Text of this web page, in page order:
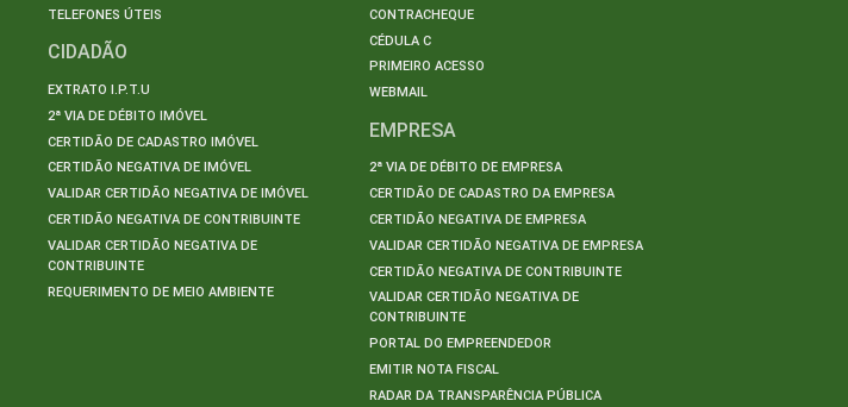
TELEFONES ÚTEIS
CIDADÃO
EXTRATO I.P.T.U
2ª VIA DE DÉBITO IMÓVEL
CERTIDÃO DE CADASTRO IMÓVEL
CERTIDÃO NEGATIVA DE IMÓVEL
VALIDAR CERTIDÃO NEGATIVA DE IMÓVEL
CERTIDÃO NEGATIVA DE CONTRIBUINTE
VALIDAR CERTIDÃO NEGATIVA DE
CONTRIBUINTE
REQUERIMENTO DE MEIO AMBIENTE
CONTRACHEQUE
CÉDULA C
PRIMEIRO ACESSO
WEBMAIL
EMPRESA
2ª VIA DE DÉBITO DE EMPRESA
CERTIDÃO DE CADASTRO DA EMPRESA
CERTIDÃO NEGATIVA DE EMPRESA
VALIDAR CERTIDÃO NEGATIVA DE EMPRESA
CERTIDÃO NEGATIVA DE CONTRIBUINTE
VALIDAR CERTIDÃO NEGATIVA DE
CONTRIBUINTE
PORTAL DO EMPREENDEDOR
EMITIR NOTA FISCAL
RADAR DA TRANSPARÊNCIA PÚBLICA